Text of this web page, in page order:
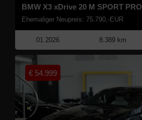
BMW X3 xDrive 20 M SPORT PRO
Ehemaliger Neupreis: 75.790,-EUR
01.2026 8.389 km
€ 54.999